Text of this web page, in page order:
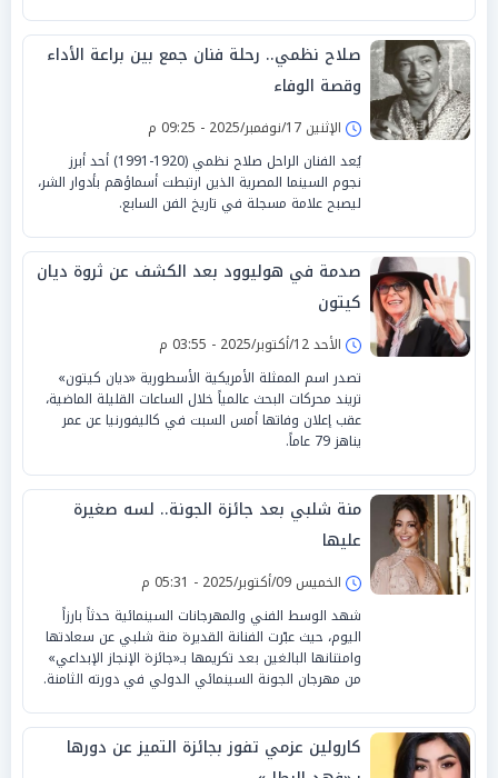
صلاح نظمي.. رحلة فنان جمع بين براعة الأداء
وقصة الوفاء
الإثنين 17/نوفمبر/2025 - 09:25 م
يُعد الفنان الراحل صلاح نظمي (1920-1991) أحد أبرز
نجوم السينما المصرية الذين ارتبطت أسماؤهم بأدوار الشر،
ليصبح علامة مسجلة في تاريخ الفن السابع.
صدمة في هوليوود بعد الكشف عن ثروة ديان
كيتون
الأحد 12/أكتوبر/2025 - 03:55 م
تصدر اسم الممثلة الأمريكية الأسطورية «ديان كيتون»
تريند محركات البحث عالمياً خلال الساعات القليلة الماضية،
عقب إعلان وفاتها أمس السبت في كاليفورنيا عن عمر
يناهز 79 عاماً.
منة شلبي بعد جائزة الجونة.. لسه صغيرة
عليها
الخميس 09/أكتوبر/2025 - 05:31 م
شهد الوسط الفني والمهرجانات السينمائية حدثاً بارزاً
اليوم، حيث عبّرت الفنانة القديرة منة شلبي عن سعادتها
وامتنانها البالغين بعد تكريمها بـ«جائزة الإنجاز الإبداعي»
من مهرجان الجونة السينمائي الدولي في دورته الثامنة.
كارولين عزمي تفوز بجائزة التميز عن دورها